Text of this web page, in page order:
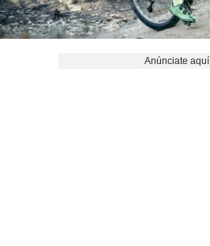
Anúnciate aquí